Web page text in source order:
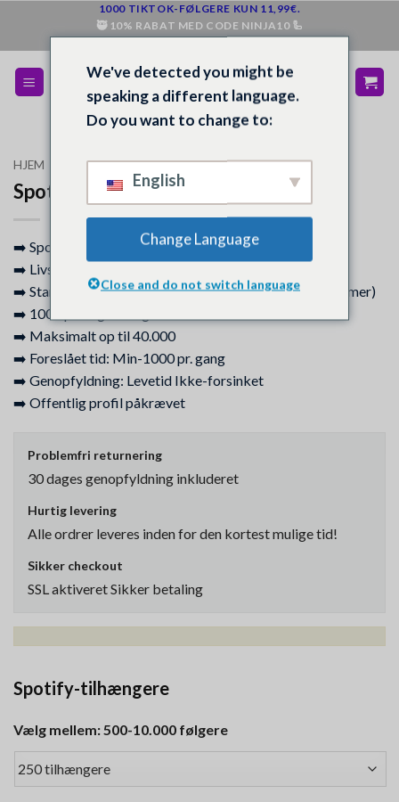
indhold
1000 TIKTOK-FØLGERE KUN 11,99€.
🥷 10% RABAT MED CODE NINJA10 🦾
HJEM BUTIK / SPOTIFY
Spotify Follower (Storbritannien)
➡️ Spotify - Profilfølgere | Storbritannien | 0-12 timer
➡️ Livsvarig garanti mod tab
➡️ Start: 0-24H (ordren vil blive afsluttet inden for 24 timer)
➡️ 1000 pr. dag Hastighed
➡️ Maksimalt op til 40.000
➡️ Foreslået tid: Min-1000 pr. gang
➡️ Genopfyldning: Levetid Ikke-forsinket
➡️ Offentlig profil påkrævet
Problemfri returnering
30 dages genopfyldning inkluderet
Hurtig levering
Alle ordrer leveres inden for den kortest mulige tid!
Sikker checkout
SSL aktiveret Sikker betaling
Spotify-tilhængere
Vælg mellem: 500-10.000 følgere
We've detected you might be
speaking a different language.
Do you want to change to:
English
Change Language
Close and do not switch language